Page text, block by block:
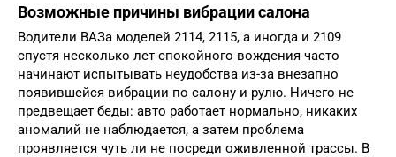
Возможные причины вибрации салона
Водители ВАЗа моделей 2114, 2115, а иногда и 2109
спустя несколько лет спокойного вождения часто
начинают испытывать неудобства из-за внезапно
появившейся вибрации по салону и рулю. Ничего не
предвещает беды: авто работает нормально, никаких
аномалий не наблюдается, а затем проблема
проявляется чуть ли не посреди оживленной трассы. В